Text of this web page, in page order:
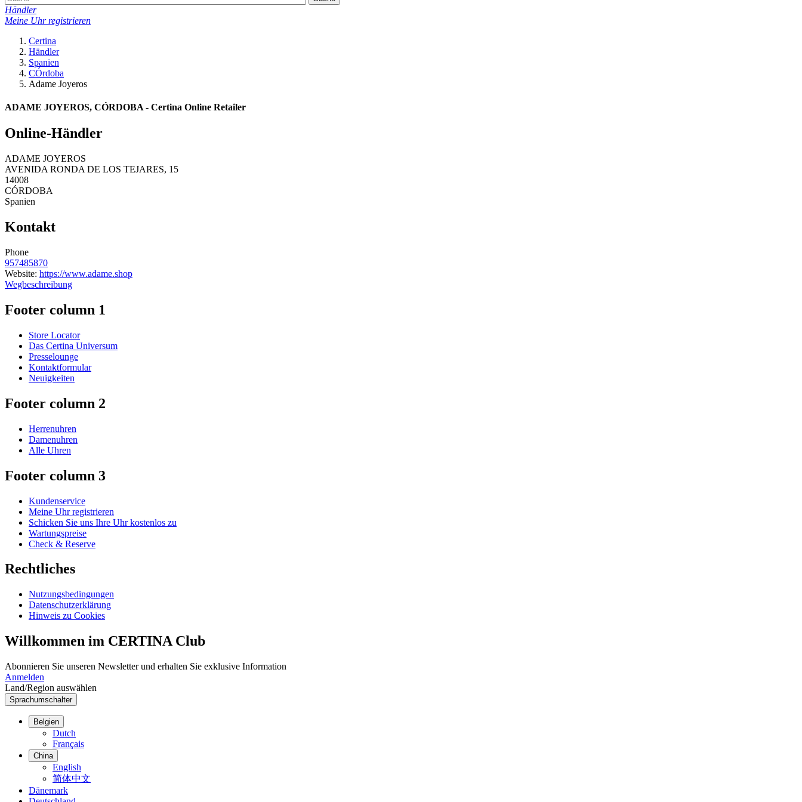
Händler
Meine Uhr registrieren
Certina
Händler
Spanien
CÓrdoba
Adame Joyeros
ADAME JOYEROS, CÓRDOBA - Certina Online Retailer
Online-Händler
ADAME JOYEROS
AVENIDA RONDA DE LOS TEJARES, 15
14008
CÓRDOBA
Spanien
Kontakt
Phone
957485870
Website: https://www.adame.shop
Wegbeschreibung
Footer column 1
Store Locator
Das Certina Universum
Presselounge
Kontaktformular
Neuigkeiten
Footer column 2
Herrenuhren
Damenuhren
Alle Uhren
Footer column 3
Kundenservice
Meine Uhr registrieren
Schicken Sie uns Ihre Uhr kostenlos zu
Wartungspreise
Check & Reserve
Rechtliches
Nutzungsbedingungen
Datenschutzerklärung
Hinweis zu Cookies
Willkommen im CERTINA Club
Abonnieren Sie unseren Newsletter und erhalten Sie exklusive Information
Anmelden
Land/Region auswählen
Sprachumschalter
Belgien
Dutch
Français
China
English
简体中文
Dänemark